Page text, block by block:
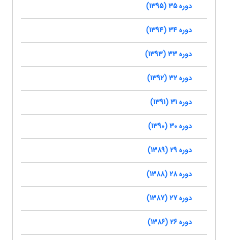
دوره 35 (1395)
دوره 34 (1394)
دوره 33 (1393)
دوره 32 (1392)
دوره 31 (1391)
دوره 30 (1390)
دوره 29 (1389)
دوره 28 (1388)
دوره 27 (1387)
دوره 26 (1386)